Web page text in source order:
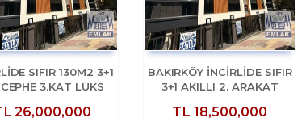
SIFIR 130M2 3+1
3.KAT LÜKS
26,000,000
BAKIRKÖY İNCİRLİDE SIFIR
3+1 AKILLI 2. ARAKAT
TL 18,500,000